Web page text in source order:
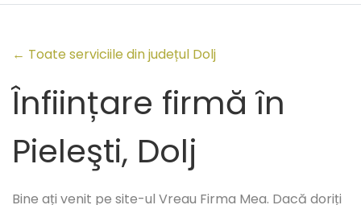
← Toate serviciile din județul Dolj
Înființare firmă în
Pieleşti, Dolj
Bine ați venit pe site-ul Vreau Firma Mea. Dacă doriți